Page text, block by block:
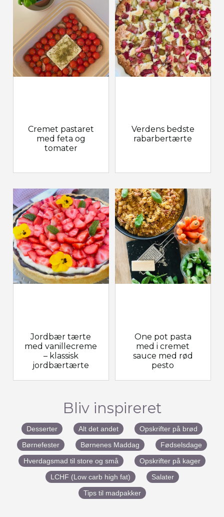
Cremet pastaret
med feta og
tomater
Jordbær tærte
med vanillecreme
– klassisk
jordbærtærte
Verdens bedste
rabarbertærte
One pot pasta
med i cremet
sauce med rød
pesto
Bliv inspireret
Desserter Alt det andet
Opskrifter på brød
Børnefester
Børnenes Maddag
Fødselsdage
Hverdagsmad til store og små
Opskrifter på kager
LCHF (Low carb high fat)
Salater
Tips til madpakker